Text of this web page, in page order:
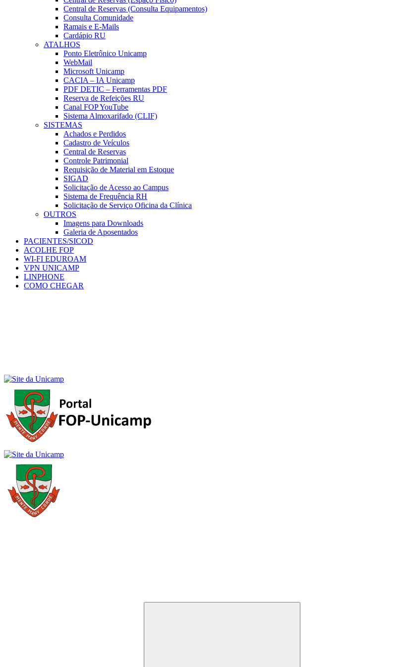
Central de Reservas (Consulta Equipamentos)
Consulta Comunidade
Ramais e E-Mails
Cardápio RU
ATALHOS
Ponto Eletrônico Unicamp
WebMail
Microsoft Unicamp
CACIA – IA Unicamp
PDF DETIC – Ferramentas PDF
Reserva de Refeições RU
Canal FOP YouTube
Sistema Almoxarifado (CLIF)
SISTEMAS
Achados e Perdidos
Cadastro de Veículos
Central de Reservas
Controle Patrimonial
Requisição de Material em Estoque
SIGAD
Solicitação de Acesso ao Campus
Sistema de Frequência RH
Solicitação de Serviço Oficina da Clínica
OUTROS
Imagens para Downloads
Galeria de Aposentados
PACIENTES/SICOD
ACOLHE FOP
WI-FI EDUROAM
VPN UNICAMP
LINPHONE
COMO CHEGAR